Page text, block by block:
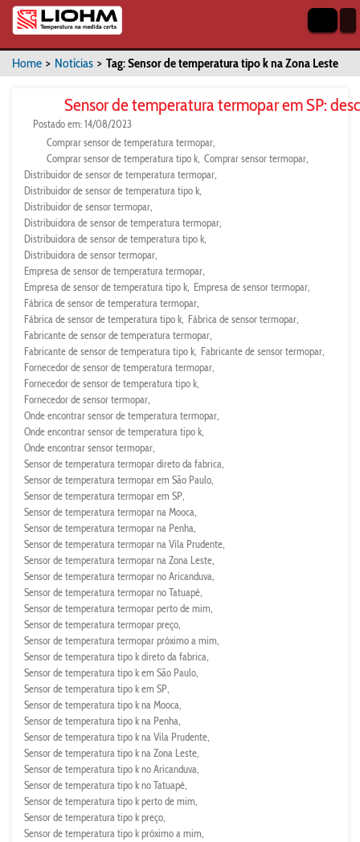
Home > Notícias > Tag: Sensor de temperatura tipo k na Zona Leste
Sensor de temperatura termopar em SP:
Postado em: 14/08/2023
Comprar sensor de temperatura termopar
Comprar sensor de temperatura tipo k Comprar sensor termopar
Distribuidor de sensor de temperatura termopar
Distribuidor de sensor de temperatura tipo k
Distribuidor de sensor termopar
Distribuidora de sensor de temperatura termopar
Distribuidora de sensor de temperatura tipo k
Distribuidora de sensor termopar
Empresa de sensor de temperatura termopar
Empresa de sensor de temperatura tipo k Empresa de sensor termopar
Fábrica de sensor de temperatura termopar
Fábrica de sensor de temperatura tipo k Fábrica de sensor termopar
Fabricante de sensor de temperatura termopar
Fabricante de sensor de temperatura tipo k Fabricante de sensor termopar
Fornecedor de sensor de temperatura termopar
Fornecedor de sensor de temperatura tipo k
Fornecedor de sensor termopar
Onde encontrar sensor de temperatura termopar
Onde encontrar sensor de temperatura tipo k
Onde encontrar sensor termopar
Sensor de temperatura termopar direto da fabrica
Sensor de temperatura termopar em São Paulo
Sensor de temperatura termopar em SP
Sensor de temperatura termopar na Mooca
Sensor de temperatura termopar na Penha
Sensor de temperatura termopar na Vila Prudente
Sensor de temperatura termopar na Zona Leste
Sensor de temperatura termopar no Aricanduva
Sensor de temperatura termopar no Tatuapé
Sensor de temperatura termopar perto de mim
Sensor de temperatura termopar preço
Sensor de temperatura termopar próximo a mim
Sensor de temperatura tipo k direto da fabrica
Sensor de temperatura tipo k em São Paulo
Sensor de temperatura tipo k em SP
Sensor de temperatura tipo k na Mooca
Sensor de temperatura tipo k na Penha
Sensor de temperatura tipo k na Vila Prudente
Sensor de temperatura tipo k na Zona Leste
Sensor de temperatura tipo k no Aricanduva
Sensor de temperatura tipo k no Tatuapé
Sensor de temperatura tipo k perto de mim
Sensor de temperatura tipo k preço
Sensor de temperatura tipo k próximo a mim